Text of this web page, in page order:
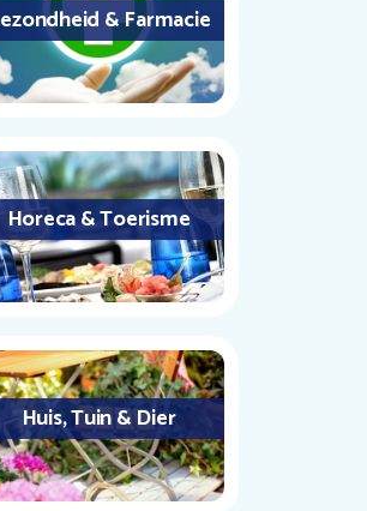
& Farmacie
Horeca & Toerisme
Huis, Tuin & Dier